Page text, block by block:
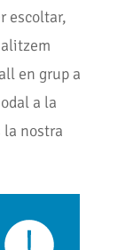
escoltar,
en grup a
a la
la nostra